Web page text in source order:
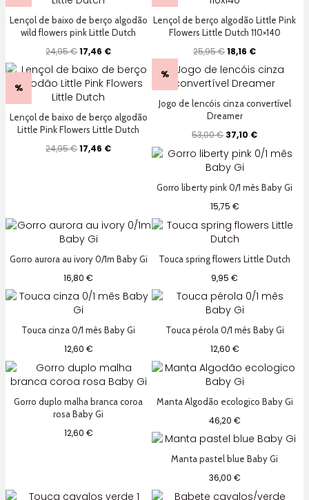
Lençol de baixo de berço algodão
wild flowers pink Little Dutch
24,95€O
original
era:
24,95 €.
17,46 €O
atual
é:
Lençol de berço algodão Little Pink
Flowers Little Dutch 110×140
25,95€O
original
era:
25,95 €.
18,16 €O
atual
é:
18,16 €.
%
Lençol de baixo de berço algodão
Little Pink Flowers Little Dutch
24,95€O
17,46 €O
%
Jogo de lencóis cinza convertível
Dreamer
53,00€ O
original
era:
37,10 €O
preço
atual
37,10 €.
Gorro liberty pink 0/1 mês Baby Gi
15,75 €
Gorro aurora au ivory 0/1m Baby Gi
16,80€
Touca spring flowers Little Dutch
9,95 €
Touca cinza 0/1 mês Baby Gi
12,60 €
Touca pérola 0/1 mês Baby Gi
12,60 €
Gorro duplo malha branca coroa
rosa Baby Gi
12,60 €
Manta Algodão ecologico Baby Gi
46,20 €
Manta pastel blue Baby Gi
36,00 €